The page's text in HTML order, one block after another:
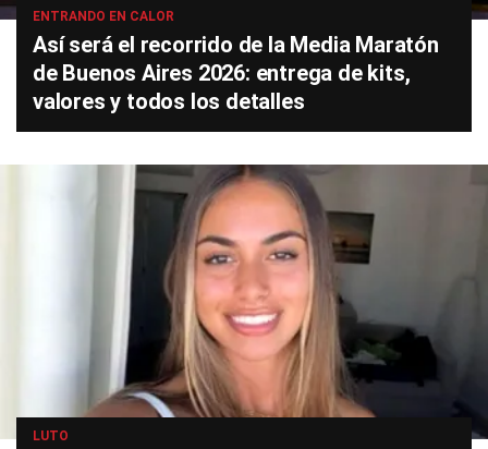
ENTRANDO EN CALOR
Así será el recorrido de la Media Maratón
de Buenos Aires 2026: entrega de kits,
valores y todos los detalles
LUTO